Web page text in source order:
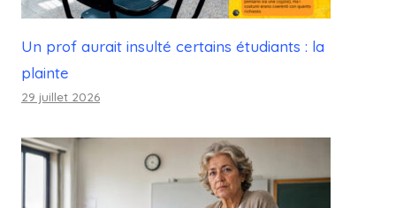
Un prof aurait insulté certains étudiants : la
plainte
29 juillet 2026